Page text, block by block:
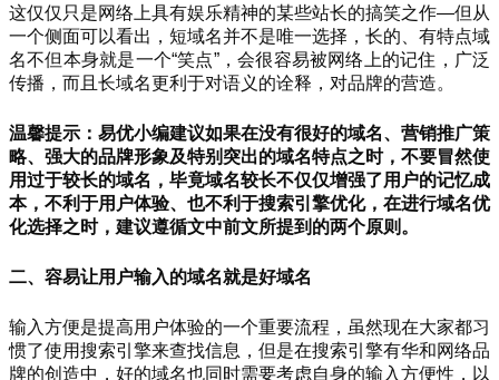
这仅仅只是网络上具有娱乐精神的某些站长的搞笑之作—但从
一个侧面可以看出，短域名并不是唯一选择，长的、有特点域
名不但本身就是一个“笑点”，会很容易被网络上的记住，广泛
传播，而且长域名更利于对语义的诠释，对品牌的营造。
温馨提示：易优小编建议如果在没有很好的域名、营销推广策
略、强大的品牌形象及特别突出的域名特点之时，不要冒然使
用过于较长的域名，毕竟域名较长不仅仅增强了用户的记忆成
本，不利于用户体验、也不利于搜索引擎优化，在进行域名优
化选择之时，建议遵循文中前文所提到的两个原则。
二、容易让用户输入的域名就是好域名
输入方便是提高用户体验的一个重要流程，虽然现在大家都习
惯了使用搜索引擎来查找信息，但是在搜索引擎有华和网络品
牌的创造中，好的域名也同时需要考虑自身的输入方便性，以